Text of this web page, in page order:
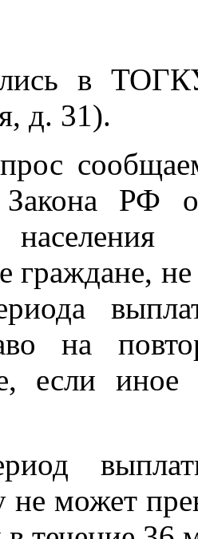
в
д. 31).
Закона
граждане,
на
если
не может